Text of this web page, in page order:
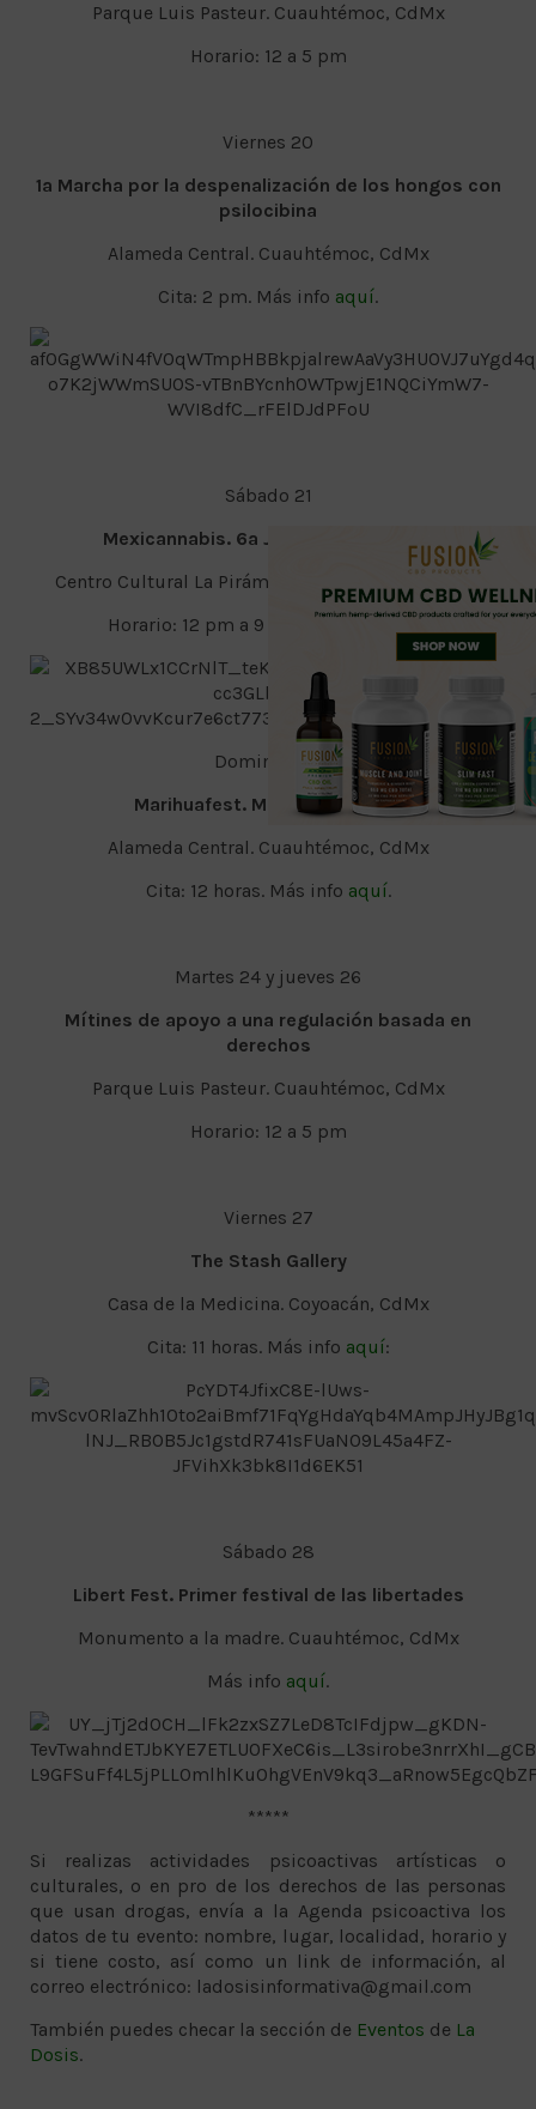
Parque Luis Pasteur. Cuauhtémoc, CdMx
Horario: 12 a 5 pm
Viernes 20
1a Marcha por la despenalización de los hongos con
psilocibina
Alameda Central. Cuauhtémoc, CdMx
Cita: 2 pm. Más info aquí.
Sábado 21
Mexicannabis. 6a Jornada Cannábica
Centro Cultural La Pirámide. Benito Juárez, CdMx
Horario: 12 pm a 9 pm. Más info
aquí
Domingo 22
Marihuafest. Marcha al zócalo
Alameda Central. Cuauhtémoc, CdMx
Cita: 12 horas. Más info aquí.
Martes 24 y jueves 26
Mítines de apoyo a una regulación basada en
derechos
Parque Luis Pasteur. Cuauhtémoc, CdMx
Horario: 12 a 5 pm
Viernes 27
The Stash Gallery
Casa de la Medicina. Coyoacán, CdMx
Cita: 11 horas. Más info aquí:
Sábado 28
Libert Fest. Primer festival de las libertades
Monumento a la madre. Cuauhtémoc, CdMx
Más info aquí.
*****
Si realizas actividades psicoactivas artísticas o
culturales, o en pro de los derechos de las personas
que usan drogas, envía a la Agenda psicoactiva los
datos de tu evento: nombre, lugar, localidad, horario y
si tiene costo, así como un link de información, al
correo electrónico: ladosisinformativa@gmail.com
También puedes checar la sección de Eventos de La
Dosis.